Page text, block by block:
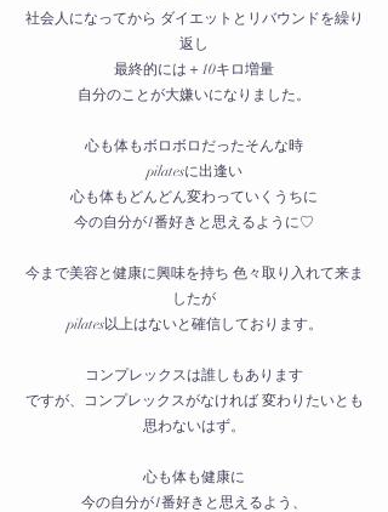
社会人になってから ダイエットとリバウンドを繰り
返し
最終的には＋10キロ増量
自分のことが大嫌いになりました。
心も体もボロボロだったそんな時
pilatesに出逢い
心も体もどんどん変わっていくうちに
今の自分が1番好きと思えるように♡
今まで美容と健康に興味を持ち 色々取り入れて来ま
したが
pilates以上はないと確信しております。
コンプレックスは誰しもあります
ですが、コンプレックスがなければ 変わりたいとも
思わないはず。
心も体も健康に
今の自分が1番好きと思えるよう、